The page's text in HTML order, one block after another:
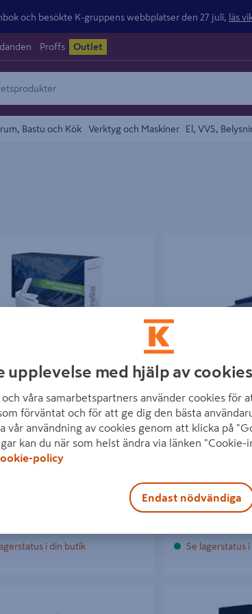
och besökte K-gruppens webbplatser den 27 juli, läs
Proffs Outlet
Bastu och Kök Verktyg och Maskiner El, VVS,
500ST/FRP1383560
500ST/FRP1383560
/ FRP
i din butik
1 595 kr / ST
Läs
Se lagerstatus
SVART 95X95MM/
upplevelse med hjälp av cookies
våra samarbetspartners använder cookies för
förväntat och för att ge dig den bästa
vår användning av cookies genom att klicka på
kan du när som helst ändra via länken "Cookie-
policy
Endast nödvändiga